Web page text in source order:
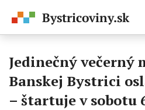
Jedinečný večerný
Banskej Bystrici
– štartuje v sobotu